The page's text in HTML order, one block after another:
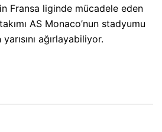
Fransa liginde mücadele eden
AS Monaco’nun stadyumu
ağırlayabiliyor.